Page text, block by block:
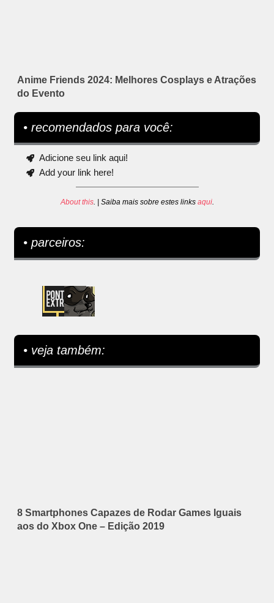
Anime Friends 2024: Melhores Cosplays e Atrações
do Evento
• recomendados para você:
Adicione seu link aqui!
Add your link here!
About this. | Saiba mais sobre estes links aqui.
• parceiros:
• veja também:
8 Smartphones Capazes de Rodar Games Iguais
aos do Xbox One – Edição 2019